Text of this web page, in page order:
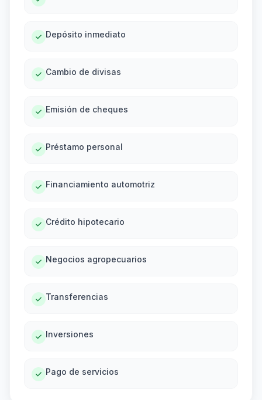
Depósito inmediato
Cambio de divisas
Emisión de cheques
Préstamo personal
Financiamiento automotriz
Crédito hipotecario
Negocios agropecuarios
Transferencias
Inversiones
Pago de servicios